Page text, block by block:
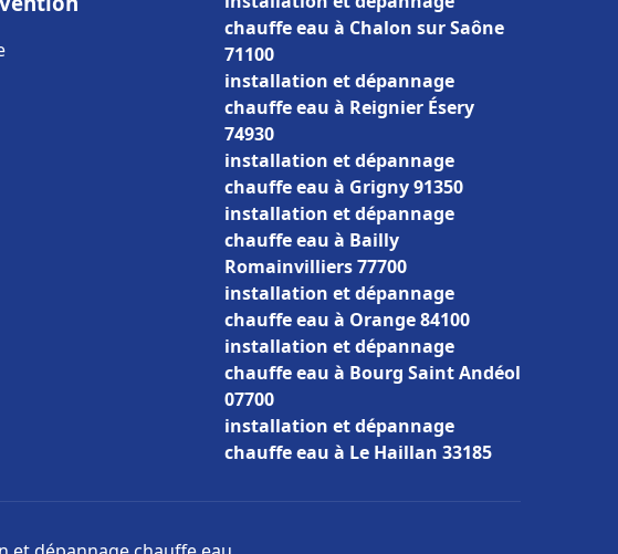
chauffe eau à Chalon sur Saône
71100
installation et dépannage
chauffe eau à Reignier Ésery
74930
installation et dépannage
chauffe eau à Grigny 91350
installation et dépannage
chauffe eau à Bailly
Romainvilliers 77700
installation et dépannage
chauffe eau à Orange 84100
installation et dépannage
chauffe eau à Bourg Saint Andéol
07700
installation et dépannage
chauffe eau à Le Haillan 33185